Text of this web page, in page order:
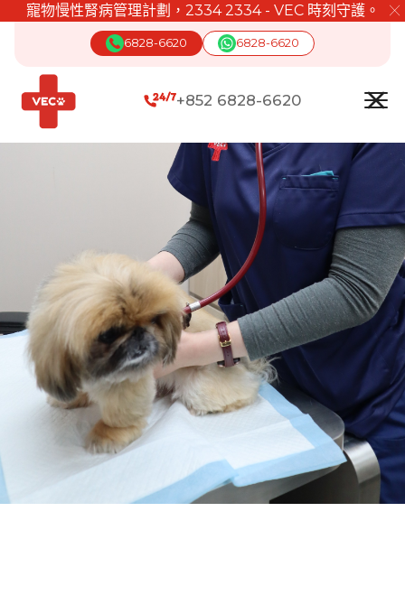
寵物慢性腎病管理計劃，2334 2334 - VEC 時刻守護。 ╳
6828-6620 6828-6620
+852 6828-6620